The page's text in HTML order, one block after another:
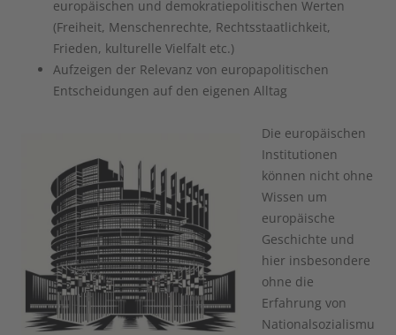
europäischen und demokratiepolitischen Werten
(Freiheit, Menschenrechte, Rechtsstaatlichkeit,
Frieden, kulturelle Vielfalt etc.)
Aufzeigen der Relevanz von europapolitischen
Entscheidungen auf den eigenen Alltag
Die europäischen
Institutionen
können nicht ohne
Wissen um
europäische
Geschichte und
hier insbesondere
ohne die
Erfahrung von
Nationalsozialismu